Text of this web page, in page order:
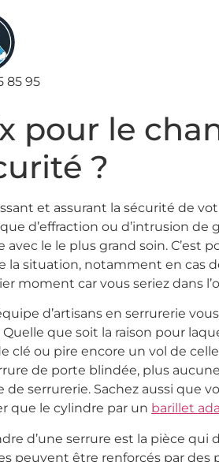
85 95
pour le
?
et assurant la sécurité de
d’effraction ou d’intrusion
avec le le plus grand soin. C’est
la situation, notamment en cas
moment car vous seriez dans
d’artisans en serrurerie
Quelle que soit la raison pour
clé ou pire encore un vol de
de porte blindée, plus
de serrurerie. Sachez aussi que
que le cylindre par un barillet
d’une serrure est la pièce
peuvent être renforcés par des